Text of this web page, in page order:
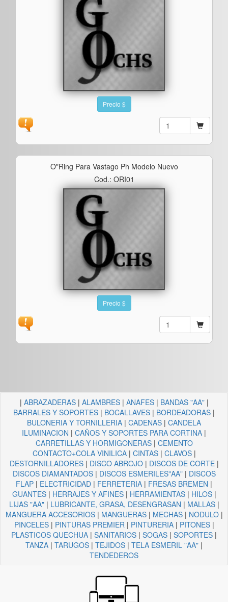
Precio $
O"ring Para Vastago Ph Modelo Nuevo
Cod.: ORI01
Precio $
| ABRAZADERAS| ALAMBRES| ANAFES| BANDAS "AA"|
BARRALES Y SOPORTES | BOCALLAVES | BORDEADORAS |
BULONERIA Y TORNILLERIA | CADENAS | CANDELA
ILUMINACION | CAÑOS Y SOPORTES PARA CORTINA |
CARRETILLAS Y HORMIGONERAS| CEMENTO
CONTACTO+COLA VINILICA| CINTAS| CLAVOS|
DESTORNILLADORES| DISCO ABROJO| DISCOS DE CORTE|
DISCOS DIAMANTADOS| DISCOS ESMERILES"AA"| DISCOS
FLAP | ELECTRICIDAD | FERRETERIA | FRESAS BREMEN |
GUANTES| HERRAJES Y AFINES| HERRAMIENTAS| HILOS|
LIJAS "AA"| LUBRICANTE, GRASA, DESENGRASAN | MALLAS|
MANGUERA ACCESORIOS| MANGUERAS| MECHAS| NODULO|
PINCELES| PINTURAS PREMIER | PINTURERIA| PITONES|
PLASTICOS QUECHUA | SANITARIOS | SOGAS | SOPORTES |
TANZA | TARUGOS | TEJIDOS | TELA ESMERIL "AA" |
TENDEDEROS